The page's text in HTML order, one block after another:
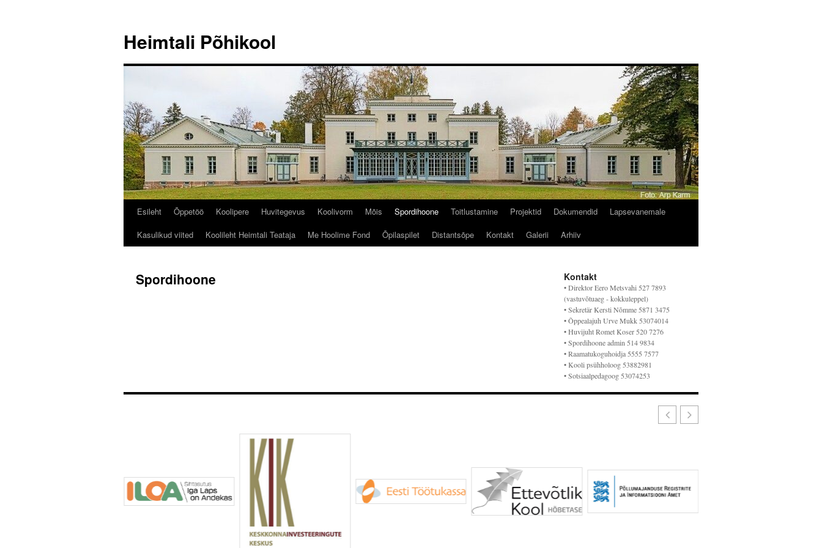
juurde
Heimtali Põhikool
Esileht Õppetöö Koolipere Huvitegevus Koolivorm Mõis Spordihoone Toitlustamine Projektid Dokumendid
Lapsevanemale
Kasulikud viited
Koolileht Heimtali Teataja Me Hoolime Fond Õpilaspilet Distantsõpe Kontakt Galerii Arhiiv
Spordihoone Kontakt
• Direktor Eero Metsvahi 527 7893
(vastuvõtuaeg - kokkuleppel)
• Sekretär Kersti Nõmme 5871 3475
• Õppealajuh Urve Mukk 53074014
• Huvijuht Romet Koser 520 7276
• Spordihoone admin 514 9834
• Raamatukoguhoidja 5555 7577
• Kooli psühholoog 53882981
• Sotsiaalpedagoog 53074253